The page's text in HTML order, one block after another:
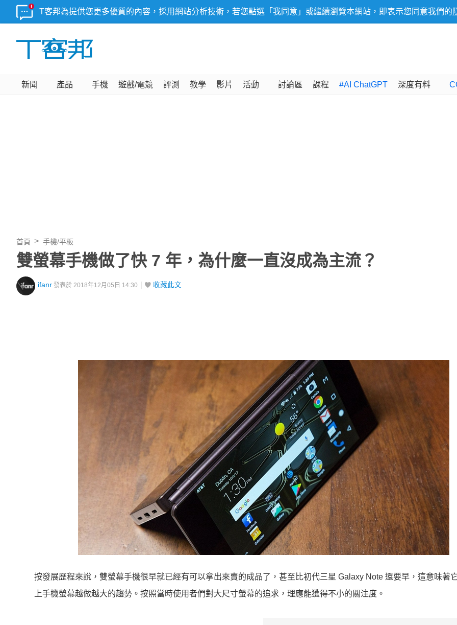
T客邦為提供您更多優質的內容，採用網站分析技術，若您點選「我同意」或繼續瀏覽本網站，即表示您同意我們的
新聞 產品 手機 遊戲/電競 評測 教學 影片 活動 討論區 課程 #AI ChatGPT 深度有料
首頁 手機/平板
雙螢幕手機做了快 7 年，為什麼一直沒成為主流？
ifanr 發表於 2018年12月05日 14:30 收藏此文
按發展歷程來說，雙螢幕手機很早就已經有可以拿出來賣的成品了，甚至比初代三星 Galaxy Note 還要早，這意味著
上手機螢幕越做越大的趨勢。按照當時使用者們對大尺寸螢幕的追求，理應能獲得不小的關注度。